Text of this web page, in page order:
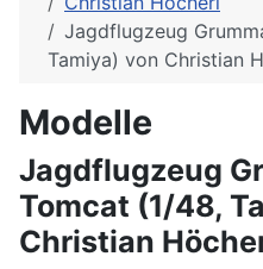
Jagdflugzeug
Tamiya) von Christian
Modelle
Jagdflugzeug
Tomcat (1/48,
Christian